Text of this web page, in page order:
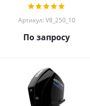
Артикул: V8_250_10
По запросу